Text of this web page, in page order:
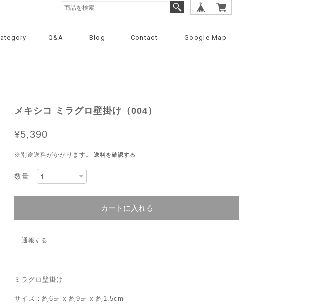
Q&A Blog Contact Google Map
メキシコ ミラグロ壁掛け（004）
¥5,390
※別途送料がかかります。 送料を確認する
数量
カートに入れる
通報する
ミラグロ壁掛け
サイズ：約6㎝ x 約9㎝ x 約1.5cm